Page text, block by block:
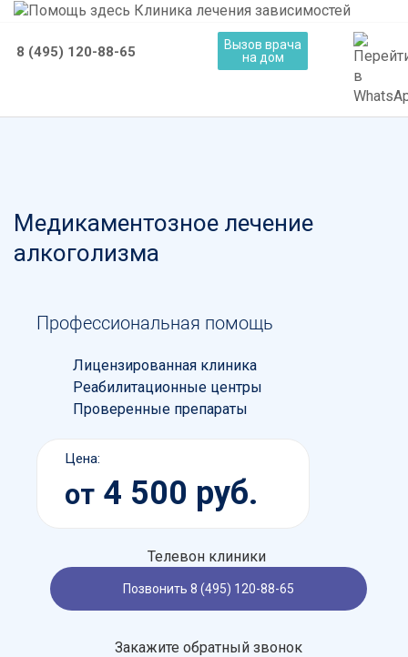
8 (495) 120-88-65
Вызов врача
на дом
Медикаментозное лечение
алкоголизма
Профессиональная помощь
Лицензированная клиника
Реабилитационные центры
Проверенные препараты
Цена:
от 4 500 руб.
Телевон клиники
Позвонить 8 (495) 120-88-65
Закажите обратный звонок